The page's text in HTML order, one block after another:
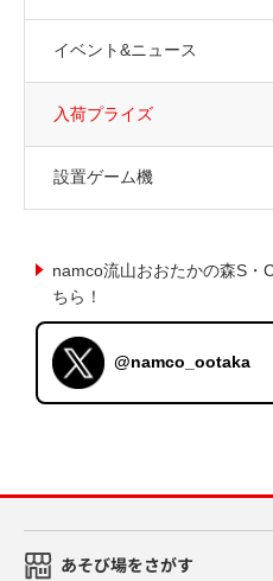
イベント&ニュース
入荷プライズ
設置ゲーム機
namco流山おおたかの森S・
ちら！
@namco_ootaka
あそび場をさがす